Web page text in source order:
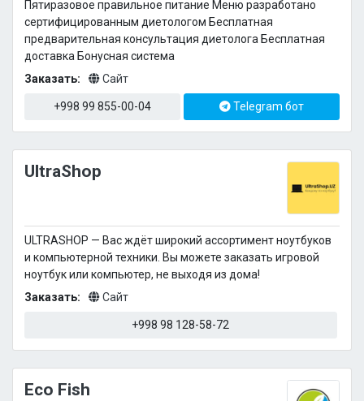
Пятиразовое правильное питание Меню разработано
сертифицированным диетологом Бесплатная
предварительная консультация диетолога Бесплатная
доставка Бонусная система
Заказать:
Сайт
+998 99 855-00-04 Telegram бот
UltraShop
ULTRASHOP — Вас ждёт широкий ассортимент ноутбуков
и компьютерной техники. Вы можете заказать игровой
ноутбук или компьютер, не выходя из дома!
Заказать:
Сайт
+998 98 128-58-72
Eco Fish